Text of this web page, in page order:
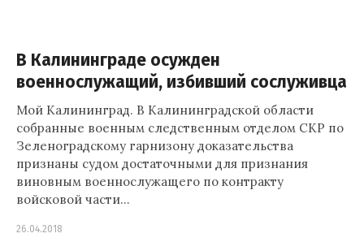
В Калининграде осужден
военнослужащий, избивший сослуживца
Мой Калининград. В Калининградской области
собранные военным следственным отделом СКР по
Зеленоградскому гарнизону доказательства
признаны судом достаточными для признания
виновным военнослужащего по контракту
войсковой части…
26.04.2018